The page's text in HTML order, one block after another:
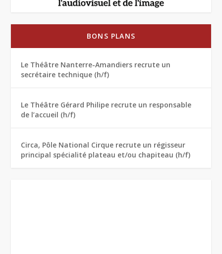
BONS PLANS
Le Théâtre Nanterre-Amandiers recrute un
secrétaire technique (h/f)
Le Théâtre Gérard Philipe recrute un responsable
de l’accueil (h/f)
Circa, Pôle National Cirque recrute un régisseur
principal spécialité plateau et/ou chapiteau (h/f)